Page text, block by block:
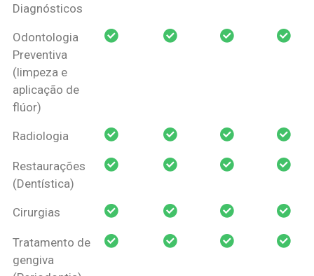
Diagnósticos
Odontologia
Preventiva
(limpeza e
aplicação de
flúor)
Radiologia
Restaurações
(Dentística)
Cirurgias
Tratamento de
gengiva